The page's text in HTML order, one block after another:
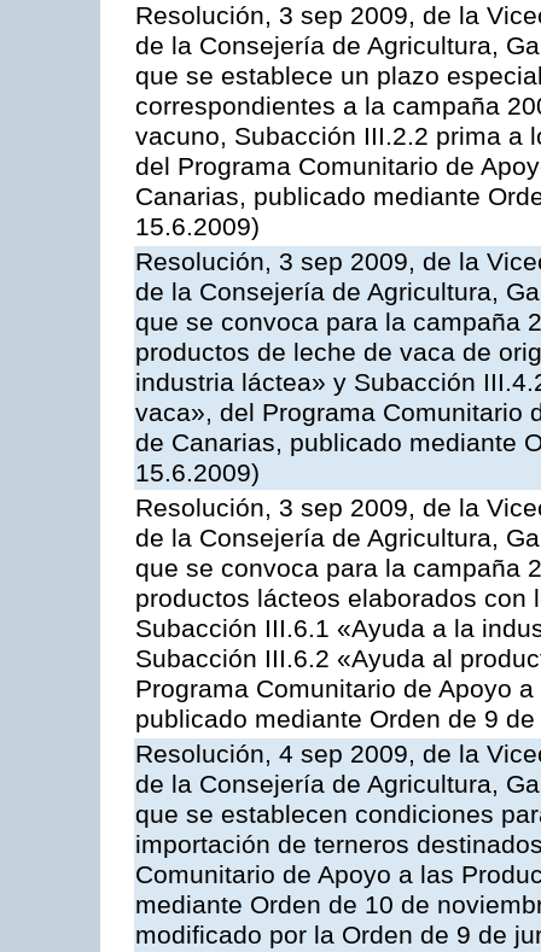
Resolución, 3 sep 2009, de la
de la Consejería de Agricultura,
que se establece un plazo
correspondientes a la campaña
vacuno, Subacción III.2.2 prima a
del Programa Comunitario de
Canarias, publicado mediante
15.6.2009)
Resolución, 3 sep 2009, de la
de la Consejería de Agricultura,
que se convoca para la campaña
productos de leche de vaca de
industria láctea» y Subacción
vaca», del Programa Comunitario
de Canarias, publicado mediante
15.6.2009)
Resolución, 3 sep 2009, de la
de la Consejería de Agricultura,
que se convoca para la campaña
productos lácteos elaborados
Subacción III.6.1 «Ayuda a la
Subacción III.6.2 «Ayuda al
Programa Comunitario de Apoyo
publicado mediante Orden de 9
Resolución, 4 sep 2009, de la
de la Consejería de Agricultura,
que se establecen condiciones
importación de terneros
Comunitario de Apoyo a las
mediante Orden de 10 de
modificado por la Orden de 9 de